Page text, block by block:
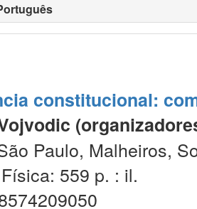
constitucional:
Paulo, Malheiros,
559 p. : il.